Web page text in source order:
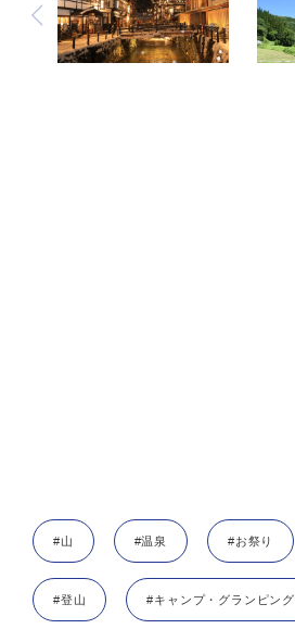
#山 #温泉 #お祭り
#登山 #キャンプ・グランピング